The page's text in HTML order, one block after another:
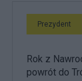
Prezydent
Rok z
powrót do